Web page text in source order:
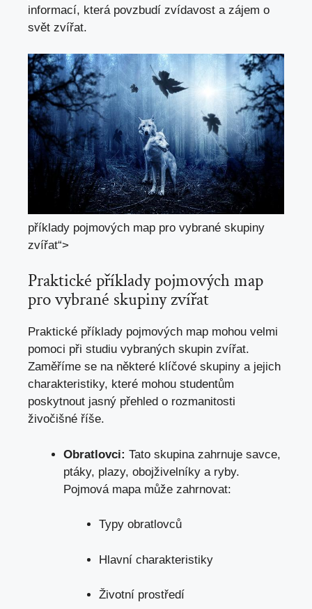
informací, která povzbudí zvídavost a zájem o
svět zvířat.
příklady pojmových map pro vybrané skupiny
zvířat“>
Praktické příklady pojmových map
pro vybrané skupiny zvířat
Praktické příklady pojmových map mohou velmi
pomoci při studiu vybraných skupin zvířat.
Zaměříme se na některé klíčové skupiny a jejich
charakteristiky, které mohou studentům
poskytnout jasný přehled o rozmanitosti
živočišné říše.
Obratlovci: Tato skupina zahrnuje savce,
ptáky, plazy, obojživelníky a ryby.
Pojmová mapa může zahrnovat:
Typy obratlovců
Hlavní charakteristiky
Životní prostředí